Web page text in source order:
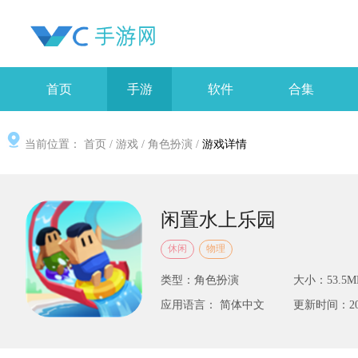
首页 手游 软件 合集
当前位置： 首页 / 游戏 / 角色扮演 / 游戏详情
闲置水上乐园
休闲 物理
类型：角色扮演 大小：
应用语言： 简体中文 更新时间：